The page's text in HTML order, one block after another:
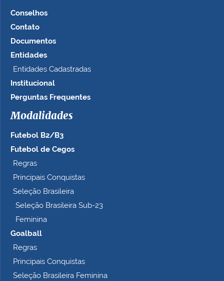
Conselhos
Contato
Documentos
Entidades
Entidades Cadastradas
Institucional
Perguntas Frequentes
Modalidades
Futebol B2/B3
Futebol de Cegos
Regras
Principais Conquistas
Seleção Brasileira
Seleção Brasileira Sub-23
Feminina
Goalball
Regras
Principais Conquistas
Seleção Brasileira Feminina